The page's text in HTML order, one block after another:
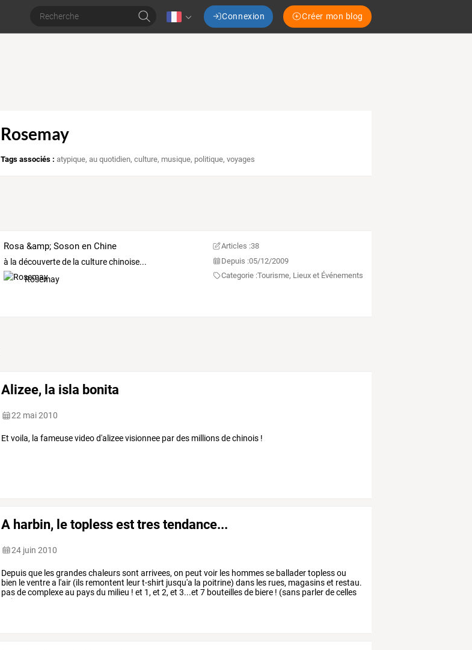
Connexion Créer mon blog
Rosemay
Tags associés : atypique,au quotidien,culture, musique, politique,voyages
Rosa &amp; Soson en Chine
à la découverte de la culture chinoise...
Rosemay
Articles :38
Depuis :05/12/2009
Categorie :Tourisme, Lieux et Événements
Alizee, la isla bonita
22 mai 2010
Et voila, la fameuse video d'alizee visionnee par des millions de chinois !
A harbin, le topless est tres tendance...
24 juin 2010
Depuisque lesgrandeschaleurssont arrivees, on peut voir les hommesse balladertoplessou
bien leventrea l'air (ils remontent leurt-shirt jusqu'a la poitrine) dans les rues, magasinset restau.
pasdecomplexeau paysdu milieu ! et 1, et 2, et 3...et 7 bouteillesde biere ! (sans parlerdecelles
qui